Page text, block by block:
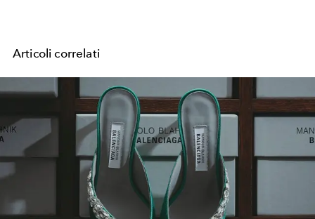
Articoli correlati